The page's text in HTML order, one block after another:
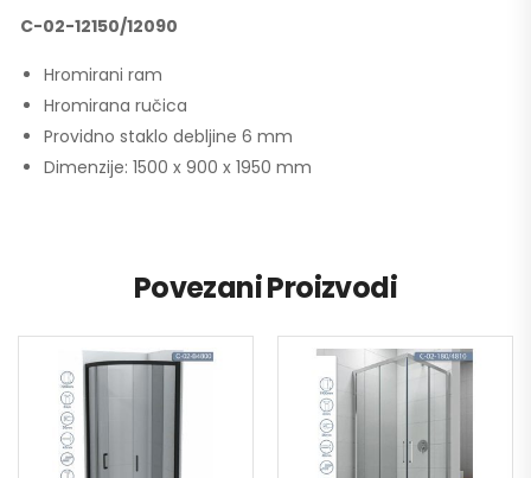
C-02-12150/12090
Hromirani ram
Hromirana ručica
Providno staklo debljine 6 mm
Dimenzije: 1500 x 900 x 1950 mm
Povezani Proizvodi